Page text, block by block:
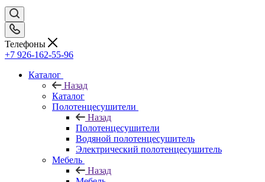
Телефоны
+7 926-162-55-96
Каталог
Назад
Каталог
Полотенцесушители
Назад
Полотенцесушители
Водяной полотенцесушитель
Электрический полотенцесушитель
Мебель
Назад